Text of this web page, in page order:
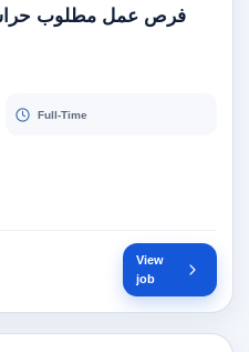
فرص عمل مطلوب
Full-Time
View
job